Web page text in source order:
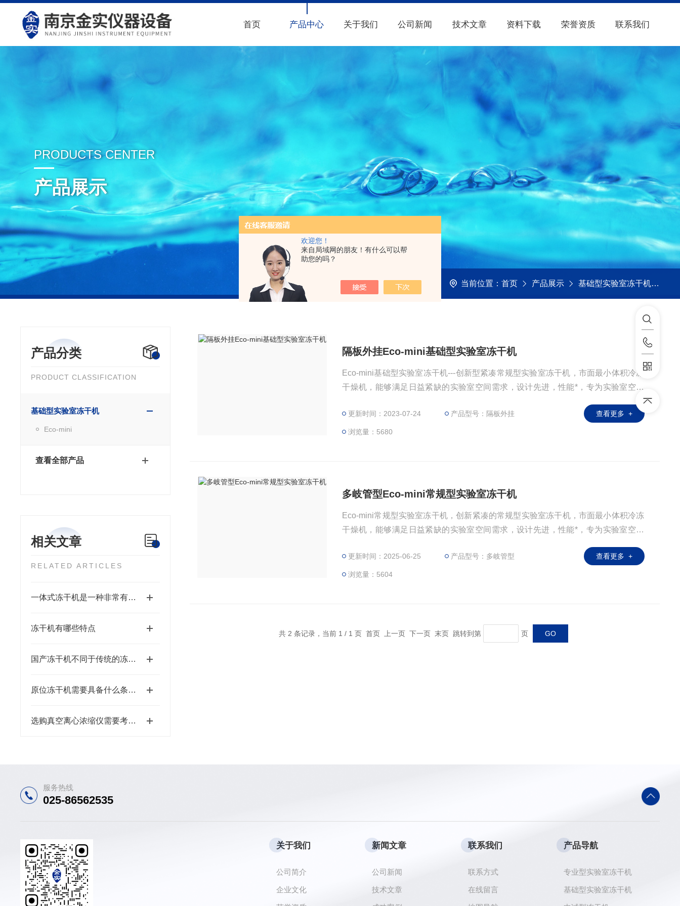
欢迎您！
来自局域网的朋友！有什么可以帮
助您的吗？
首页 产品中心 关于我们 公司新闻 技术文章 资料下载 荣誉资质 联系我们
PRODUCTS CENTER
产品展示
当前位置： 首页 产品展示 基础型实验室冻干机
产品分类
PRODUCT CLASSIFICATION
基础型实验室冻干机
Eco-mini
查看全部产品
相关文章
RELATED ARTICLES
一体式冻干机是一种非常有前景的干燥设备
冻干机有哪些特点
国产冻干机不同于传统的冻干方法
原位冻干机需要具备什么条件才能使用？
选购真空离心浓缩仪需要考虑哪些问题
隔板外挂Eco-mini基础型实验室冻干机
Eco-mini基础型实验室冻干机---创新型紧凑常规型实验室冻干机，市面最小体积冷冻
干燥机，能够满足日益紧缺的实验室空间需求，设计先进，性能*，专为实验室空间
紧张的实验室设计，满足多种应用场景。通过优化设计，达到设备虽小，但却具备制
冷效率高，冻干机面积大，降温速度快的优势。
更新时间：2023-07-24 产品型号：隔板外挂
浏览量：5680
查看更多 +
多岐管型Eco-mini常规型实验室冻干机
Eco-mini常规型实验室冻干机，创新紧凑的常规型实验室冻干机，市面最小体积冷冻
干燥机，能够满足日益紧缺的实验室空间需求，设计先进，性能*，专为实验室空间
冷效率高，冻干机面积大，降温速度快的优势。
更新时间：2025-06-25 产品型号：多岐管型
浏览量：5604
查看更多 +
共 2 条记录，当前 1 / 1 页 首页 上一页 下一页 末页 跳转到第 页
服务热线
025-86562535
关于我们
公司简介
企业文化
新闻文章
公司新闻
技术文章
联系我们
联系方式
在线留言
产品导航
专业型实验室冻干机
基础型实验室冻干机